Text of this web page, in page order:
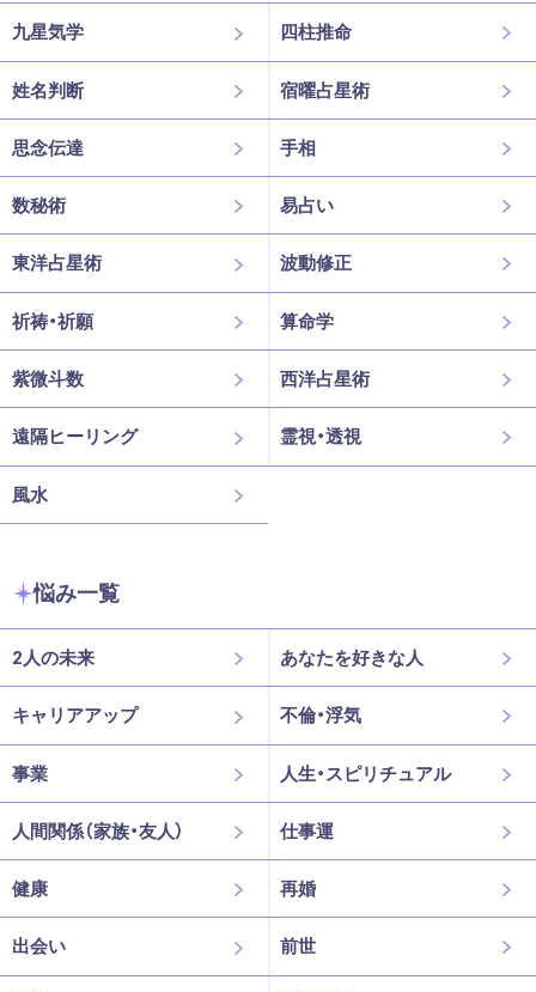
九星気学 四柱推命
姓名判断 宿曜占星術
思念伝達 手相
数秘術 易占い
東洋占星術 波動修正
祈祷・祈願 算命学
紫微斗数 西洋占星術
遠隔ヒーリング 霊視・透視
風水
悩み一覧
2人の未来 あなたを好きな人
キャリアアップ 不倫・浮気
事業 人生・スピリチュアル
人間関係（家族・友人） 仕事運
健康 再婚
出会い 前世